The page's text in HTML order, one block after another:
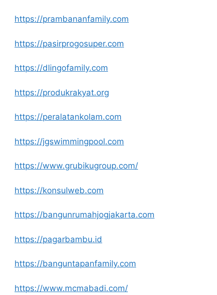
https://prambananfamily.com
https://pasirprogosuper.com
https://dlingofamily.com
https://produkrakyat.org
https://peralatankolam.com
https://jgswimmingpool.com
https://www.grubikugroup.com/
https://konsulweb.com
https://bangunrumahjogjakarta.com
https://pagarbambu.id
https://banguntapanfamily.com
https://www.mcmabadi.com/